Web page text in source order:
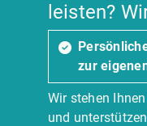
leisten?
zur
Wir stehen
und